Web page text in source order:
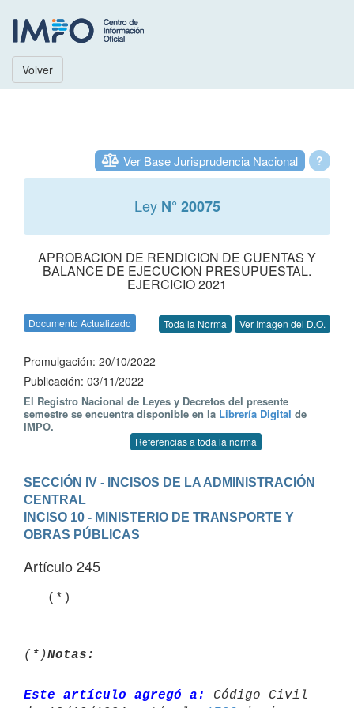
Volver
?
Ver Base Jurisprudencia Nacional
Ley N° 20075
APROBACION DE RENDICION DE CUENTAS Y
BALANCE DE EJECUCION PRESUPUESTAL.
EJERCICIO 2021
Documento Actualizado Toda la Norma Ver Imagen del D.O.
Promulgación: 20/10/2022
Publicación: 03/11/2022
El Registro Nacional de Leyes y Decretos del presente
semestre se encuentra disponible en la Librería Digital de
IMPO.
Referencias a toda la norma
SECCIÓN IV - INCISOS DE LA ADMINISTRACIÓN
CENTRAL
INCISO 10 - MINISTERIO DE TRANSPORTE Y
OBRAS PÚBLICAS
Artículo 245
   (*)
(*)Notas:
Este artículo agregó a:
Código Civil